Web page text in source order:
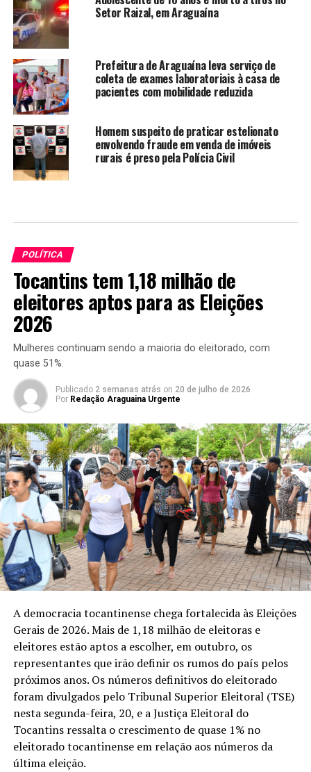
Setor Raizal, em Araguaína
Prefeitura de Araguaína leva serviço de
coleta de exames laboratoriais à casa de
pacientes com mobilidade reduzida
Homem suspeito de praticar estelionato
envolvendo fraude em venda de imóveis
rurais é preso pela Polícia Civil
POLÍTICA
Tocantins tem 1,18 milhão de
eleitores aptos para as Eleições
2026
Mulheres continuam sendo a maioria do eleitorado, com
quase 51%.
Publicado 2 semanas atrás on 20 de julho de 2026
Por Redação Araguaina Urgente
A democracia tocantinense chega fortalecida às Eleições
Gerais de 2026. Mais de 1,18 milhão de eleitoras e
eleitores estão aptos a escolher, em outubro, os
representantes que irão definir os rumos do país pelos
próximos anos. Os números definitivos do eleitorado
foram divulgados pelo Tribunal Superior Eleitoral (TSE)
nesta segunda-feira, 20, e a Justiça Eleitoral do
Tocantins ressalta o crescimento de quase 1% no
eleitorado tocantinense em relação aos números da
última eleição.